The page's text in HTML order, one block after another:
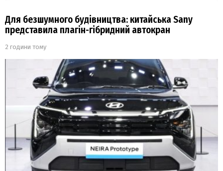
Для безшумного будівництва: китайська Sany
представила плагін-гібридний автокран
2 години тому